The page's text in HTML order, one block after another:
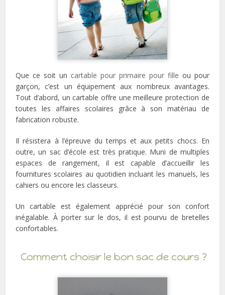
Que ce soit un cartable pour primaire pour fille ou pour
garçon, c’est un équipement aux nombreux avantages.
Tout d’abord, un cartable offre une meilleure protection de
toutes les affaires scolaires grâce à son matériau de
fabrication robuste.
Il résistera à l’épreuve du temps et aux petits chocs. En
outre, un sac d’école est très pratique. Muni de multiples
espaces de rangement, il est capable d’accueillir les
fournitures scolaires au quotidien incluant les manuels, les
cahiers ou encore les classeurs.
Un cartable est également apprécié pour son confort
inégalable. À porter sur le dos, il est pourvu de bretelles
confortables.
Comment choisir le bon sac de cours ?